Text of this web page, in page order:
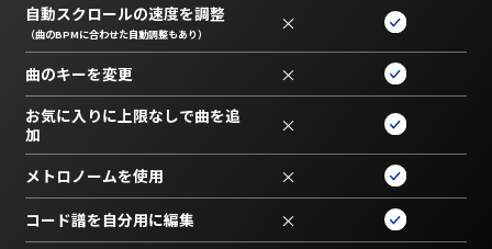
自動スクロールの速度を調整
（曲のBPMに合わせた自動調整もあり） ×
曲のキーを変更 ×
お気に入りに上限なしで曲を追
加
×
メトロノームを使用 ×
コード譜を自分用に編集 ×